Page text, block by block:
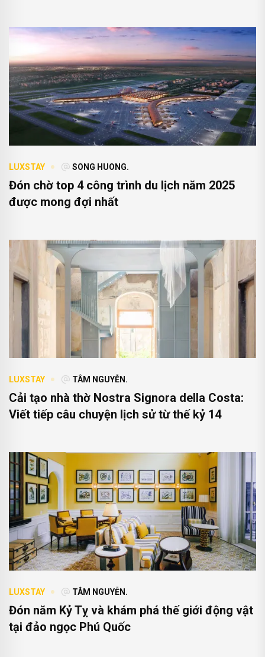
LUXSTAY SONG HUONG.
Đón chờ top 4 công trình du lịch năm 2025
được mong đợi nhất
LUXSTAY TÂM NGUYỄN.
Cải tạo nhà thờ Nostra Signora della Costa:
Viết tiếp câu chuyện lịch sử từ thế kỷ 14
LUXSTAY TÂM NGUYỄN.
Đón năm Kỷ Tỵ và khám phá thế giới động vật
tại đảo ngọc Phú Quốc